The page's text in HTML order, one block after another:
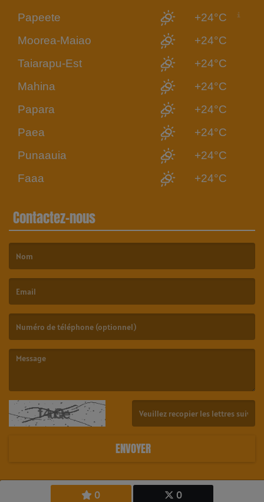
0 0
Papeete
+24°C
Moorea-Maiao
+24°C
Taiarapu-Est
+24°C
Mahina
+24°C
Papara
+24°C
Paea
+24°C
Punaauia
+24°C
Faaa
+24°C
Contactez-nous
ENVOYER
Copyright © 2026 23.6 Radio Tahiti - All Rights Reserved.